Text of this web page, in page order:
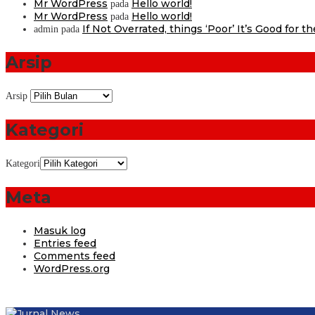
Mr WordPress pada Hello world!
Mr WordPress pada Hello world!
admin pada If Not Overrated, things ‘Poor’ It’s Good for
Arsip
Arsip
Kategori
Kategori
Meta
Masuk log
Entries feed
Comments feed
WordPress.org